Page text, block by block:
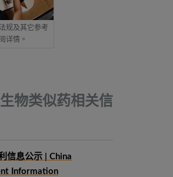
规及其它参考
详情。
物类似药相关信
信息公示 | China
Information